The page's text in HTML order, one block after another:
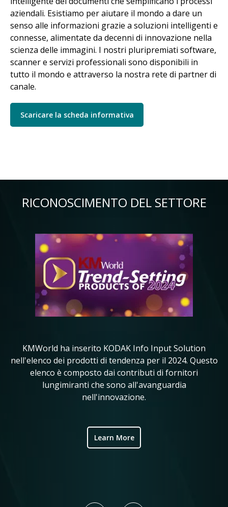
aziendali. Esistiamo per aiutare il mondo a dare un
senso alle informazioni grazie a soluzioni intelligenti e
connesse, alimentate da decenni di innovazione nella
scienza delle immagini. I nostri pluripremiati software,
scanner e servizi professionali sono disponibili in
tutto il mondo e attraverso la nostra rete di partner di
canale.
Scaricare la scheda informativa
RICONOSCIMENTO DEL SETTORE
Immagine
KMWorld ha inserito KODAK Info Input Solution
nell'elenco dei prodotti di tendenza per il 2024. Questo
elenco è composto dai contributi di fornitori
lungimiranti che sono all'avanguardia
nell'innovazione.
Learn More